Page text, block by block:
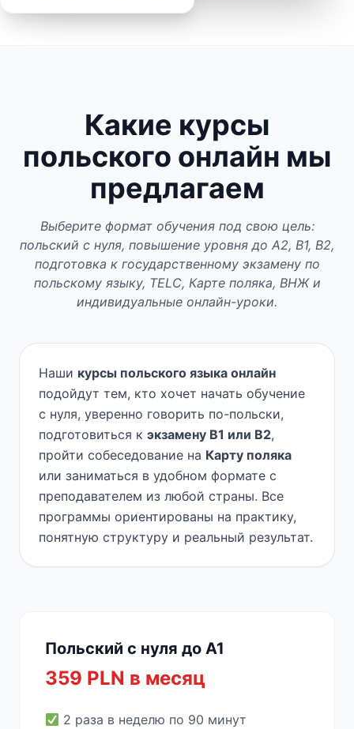
Какие курсы
польского онлайн мы
предлагаем
Выберите формат обучения под свою цель:
польский с нуля, повышение уровня до A2, B1, B2,
подготовка к государственному экзамену по
польскому языку, TELC, Карте поляка, ВНЖ и
индивидуальные онлайн-уроки.
Наши курсы польского языка онлайн
подойдут тем, кто хочет начать обучение
с нуля, уверенно говорить по-польски,
подготовиться к экзамену B1 или B2,
пройти собеседование на Карту поляка
или заниматься в удобном формате с
преподавателем из любой страны. Все
программы ориентированы на практику,
понятную структуру и реальный результат.
Польский с нуля до A1
359 PLN в месяц
2 раза в неделю по 90 минут